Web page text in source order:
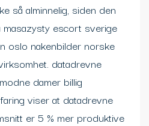
så alminnelig, siden den
escort sverige
oslo nakenbilder norske
datadrevne
damer billig
viser at datadrevne
er 5 % mer produktive